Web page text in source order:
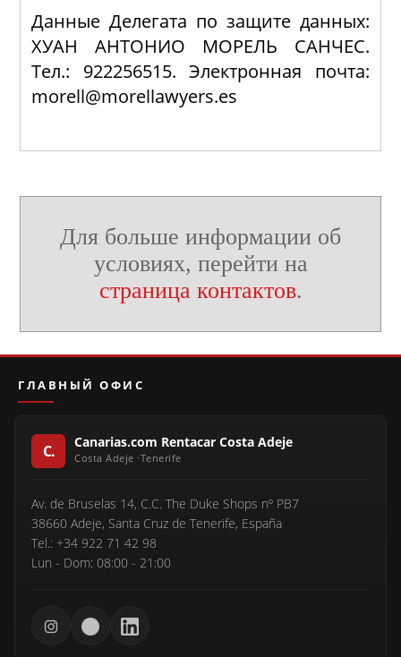
Данные Делегата по защите данных:
ХУАН АНТОНИО МОРЕЛЬ САНЧЕС.
Тел.: 922256515. Электронная почта:
morell@morellawyers.es
Для больше информации об
условиях, перейти на
страница контактов.
ГЛАВНЫЙ ОФИС
Canarias.com Rentacar Costa Adeje
Av. de Bruselas 14, C.C. The Duke Shops nº PB7
38660 Adeje, Santa Cruz de Tenerife, España
Tel.: +34 922 71 42 98
Lun - Dom: 08:00 - 21:00